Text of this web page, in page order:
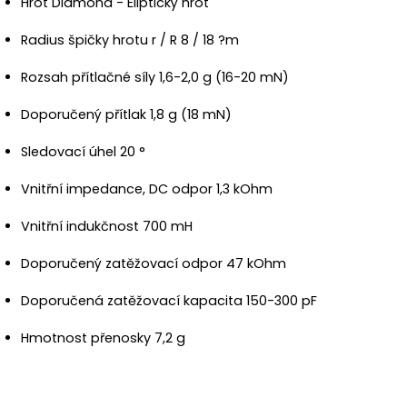
Radius špičky hrotu r / R 8 / 18 ?m
Rozsah přítlačné síly 1,6-2,0 g (16-20 mN)
Doporučený přítlak 1,8 g (18 mN)
Sledovací úhel 20 °
Vnitřní impedance, DC odpor 1,3 kOhm
Vnitřní indukčnost 700 mH
Doporučený zatěžovací odpor 47 kOhm
Doporučená zatěžovací kapacita 150-300 pF
Hmotnost přenosky 7,2 g